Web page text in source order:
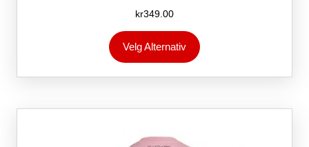
Vurdert
5.00
av 5
kr349.00
Velg Alternativ
produktet
flere
Alternativene